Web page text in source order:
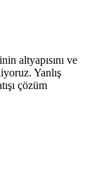
altyapısını ve
Yanlış
çözüm